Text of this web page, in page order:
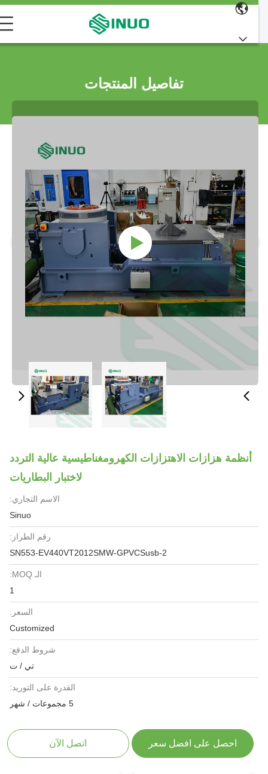
تفاصيل المنتجات
أنظمة هزازات الاهتزازات الكهرومغناطيسية عالية التردد
لاختبار البطاريات
الاسم التجاري:
Sinuo
رقم الطراز:
SN553-EV440VT2012SMW-GPVCSusb-2
الـ MOQ:
السعر:
Customized
شروط الدفع:
تي / ت
القدرة على التوريد:
5 مجموعات / شهر
احصل على افضل سعر اتصل الآن